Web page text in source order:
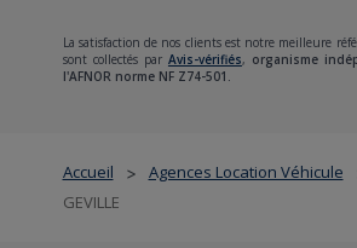
Accueil > Agences Location Véhicule
GEVILLE
La satisfaction de nos clients est notre meilleure
sont collectés par Avis-vérifiés, organisme
l'AFNOR norme NF Z74-501.